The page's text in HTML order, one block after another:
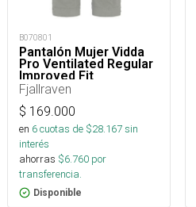
B070801
Pantalón Mujer Vidda
Pro Ventilated Regular
Improved Fit
Fjallraven
$ 169.000
en 6cuotas de $28.167sin
interés
ahorras $6.760 por
transferencia.
Disponible